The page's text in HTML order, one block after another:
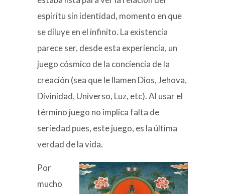
espíritu sin identidad, momento en que
se diluye en el infinito. La existencia
parece ser, desde esta experiencia, un
juego cósmico de la conciencia de la
creación (sea que le llamen Dios, Jehova,
Divinidad, Universo, Luz, etc). Al usar el
término juego no implica falta de
seriedad pues, este juego, es la última
verdad de la vida.
Por
mucho